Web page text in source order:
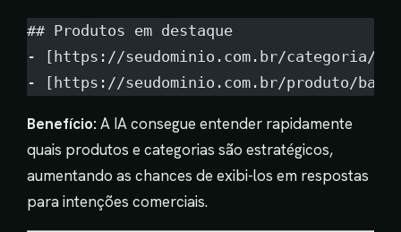
## Produtos em destaque
- [https://seudominio.com.br/categoria/
- [https://seudominio.com.br/produto/
Benefício:A IA consegue entender rapidamente
quais produtos e categorias são estratégicos,
aumentando as chances de exibi-los em respostas
para intenções comerciais.